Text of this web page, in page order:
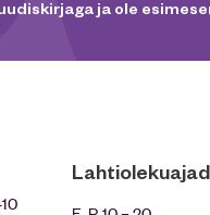
ja ole
Lahtiolekuajad